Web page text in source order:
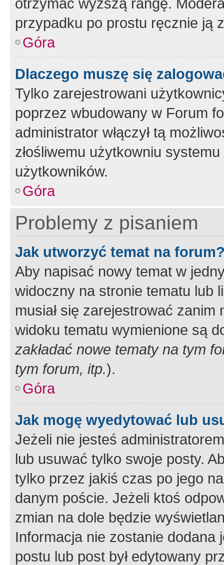
przypadku po prostu ręcznie ją
Góra
Dlaczego muszę się
Tylko zarejestrowani
poprzez wbudowany w Forum
administrator włączył tą
złośliwemu użytkowniu
użytkowników.
Góra
Problemy z pisaniem
Jak utworzyć temat na
Aby napisać nowy temat w
widoczny na stronie tematu lub
musiał się zarejestrować
widoku tematu wymienione są
zakładać nowe tematy na tym
tym forum, itp.).
Góra
Jak mogę wyedytować lub
Jeżeli nie jesteś
lub usuwać tylko swoje posty.
tylko przez jakiś czas po jego
danym poście. Jeżeli ktoś
zmian na dole będzie
Informacja nie zostanie dodana
postu lub post był edytowany